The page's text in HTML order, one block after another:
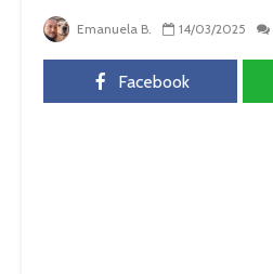
Emanuela B. 14/03/2025
Facebook